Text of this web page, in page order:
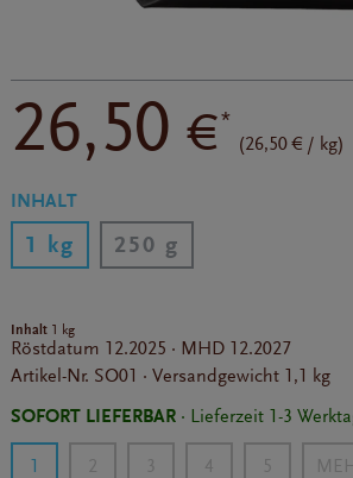
26,50€*
(26,50 € / kg)
INHALT
1 kg 250 g
Inhalt 1 kg
Röstdatum 12.2025 · MHD 12.2027
Artikel-Nr. SO01 · Versandgewicht 1,1 kg
SOFORT LIEFERBAR· Lieferzeit 1-3
1 2 3 4 5